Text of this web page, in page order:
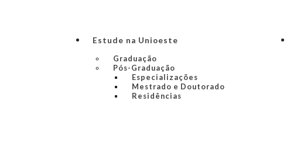
Estude na Unioeste
Graduação
Pós-Graduação
Especializações
Mestrado e Doutorado
Residências